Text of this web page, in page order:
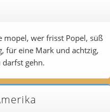
mopel, wer frisst Popel, süß
für eine Mark und achtzig,
gehn.